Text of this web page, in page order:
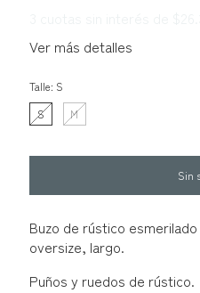
Ver más detalles
Talle: S
S
M
Buzo de rústico
oversize, largo.
Puños y ruedos de rústico.